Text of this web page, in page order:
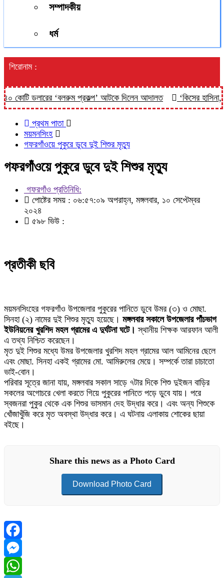
সম্পাদকীয়
ধর্ম
শিরোনাম :
কোটি ডলারের ‘বলরুম প্রকল্প’ আটকে দিলেন আদালত ‘কিসের হাসিনা,
প্রথম পাতা
ময়মনসিংহ
গফরগাঁওয়ে পুকুরে ডুবে দুই শিশুর মৃত্যু
গফরগাঁওয়ে পুকুরে ডুবে দুই শিশুর মৃত্যু
গফরগাঁও প্রতিনিধি:
পোষ্টের সময় : ০৬:৫৭:০৯ অপরাহ্ন, মঙ্গলবার, ১০ সেপ্টেম্বর
২০২৪
৫৯৮ ভিউ :
প্রতীকী ছবি
ময়মনসিংহের গফরগাঁও উপজেলার পুকুরের পানিতে ডুবে উমর (৩) ও মোছা.
সিনহা (২) নামের দুই শিশুর মৃত্যু হয়েছে। মঙ্গলবার সকালে উপজেলার পাঁচভাগ
ইউনিয়নের খুরশিদ মহল গ্রামের এ দুর্ঘটনা ঘটে। স্থানীয় শিক্ষক আরফান আলী
এ তথ্য নিশ্চিত করেছেন।
মৃত দুই শিশুর মধ্যে উমর উপজেলার খুরশিদ মহল গ্রামের আল আমিনের ছেলে
এবং মোছা. সিনহা একই গ্রামের মো. আমিরুলের মেয়ে। সম্পর্কে তারা চাচাতো
ভাই-বোন।
পরিবার সূত্রে জানা যায়, মঙ্গলবার সকাল সাড়ে ৭টার দিকে শিশু দুইজন বাড়ির
সকলের অগোচরে খেলা করতে গিয়ে পুকুরের পানিতে পড়ে ডুবে যায়। পরে
স্বজনরা পুকুর থেকে এক শিশুর ভাসমান দেহ উদ্ধার করে। এবং অন্য শিশুকে
খোঁজাখুঁজি করে মৃত অবস্থা উদ্ধার করে। এ ঘটনায় এলাকায় শোকের ছায়া
বইছে।
Share this news as a Photo Card
Download Photo Card
Facebook
Messenger